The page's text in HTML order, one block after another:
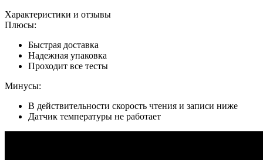
Характеристики и отзывы
Плюсы:
Быстрая доставка
Надежная упаковка
Проходит все тесты
Минусы:
В действительности скорость чтения и записи ниже
Датчик температуры не работает